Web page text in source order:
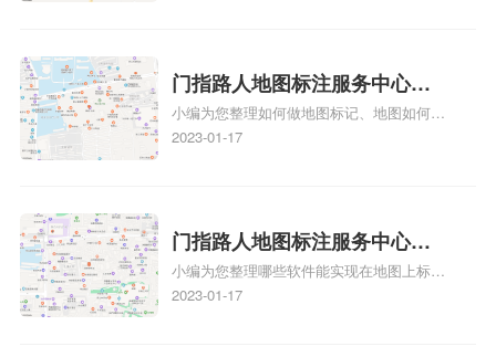
情可查看下方正文！
门指路人地图标注服务中心如
何做花小猪打车地图位置标
记？门指路人地图标注服务中
小编为您整理如何做地图标记、地图如何做
标记、so搜街景中如何做标记、360e启花贷
关地图标注知识，详情可查看下方正文！
2023-01-17
门指路人地图标注服务中心地
图位置地址标记？门指路人地
图标注服务中心苹果地图位置
小编为您整理哪些软件能实现在地图上标记
门指路人地图标注服务中心位置、门指路人
2023-01-17